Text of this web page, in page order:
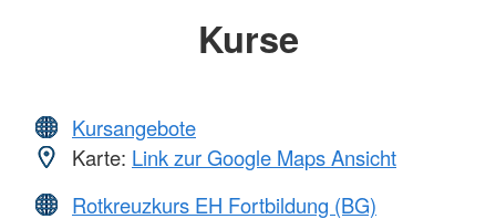
Kurse
Kursangebote
Karte: Link zur Google Maps Ansicht
Rotkreuzkurs EH Fortbildung (BG)